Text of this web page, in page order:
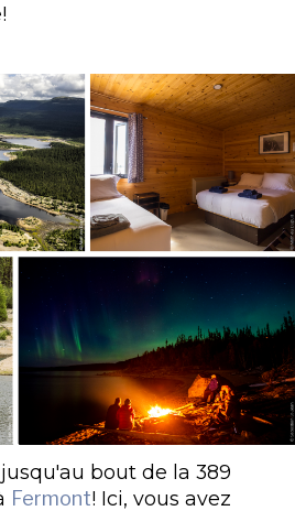
bout de la 389
Fermont! Ici, vous avez